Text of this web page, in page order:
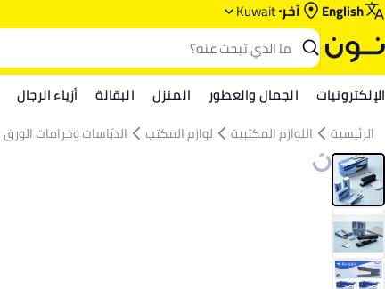
English آخر Kuwait
الإلكترونيات الجمال والعطور المنزل البقالة أزياء الرجال
الرئيسية اللوازم المكتبية لوازم المكتب الدبّاسات وخرامات الورق